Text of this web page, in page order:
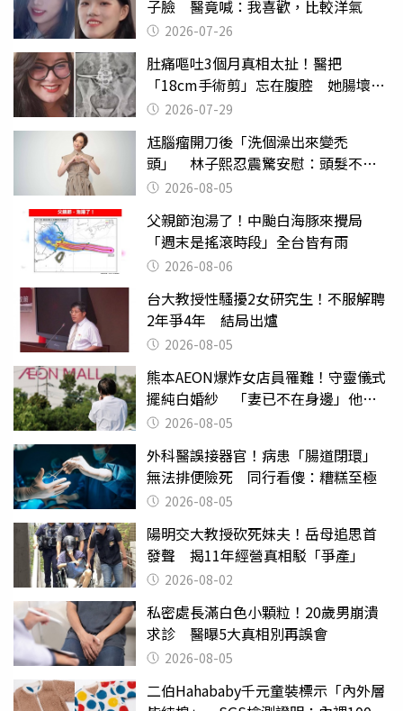
子臉 醫竟喊：我喜歡，比較洋氣
2026-07-26
肚痛嘔吐3個月真相太扯！醫把
「18cm手術剪」忘在腹腔 她腸壞死
險喪命
2026-07-29
尪腦瘤開刀後「洗個澡出來變禿
頭」 林子熙忍震驚安慰：頭髮不重
要 2026-08-05
父親節泡湯了！中颱白海豚來攪局
「週末是搖滾時段」全台皆有雨
2026-08-06
台大教授性騷擾2女研究生！不服解聘
2年爭4年 結局出爐
2026-08-05
熊本AEON爆炸女店員罹難！守靈儀式
擺純白婚紗 「妻已不在身邊」他淚
喊：無法想像
2026-08-05
外科醫誤接器官！病患「腸道閉環」
無法排便險死 同行看傻：糟糕至極
2026-08-05
陽明交大教授砍死妹夫！岳母追思首
發聲 揭11年經營真相駁「爭產」
2026-08-02
私密處長滿白色小顆粒！20歲男崩潰
求診 醫曝5大真相別再誤會
2026-08-05
二伯Hahababy千元童裝標示「內外層